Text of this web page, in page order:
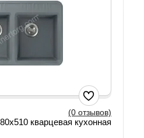
(0 отзывов)
кварцевая кухонная